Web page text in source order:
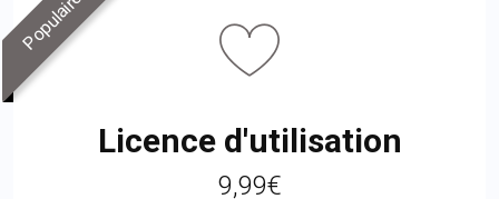
Licence d'utilisation
9,99€
Populaire